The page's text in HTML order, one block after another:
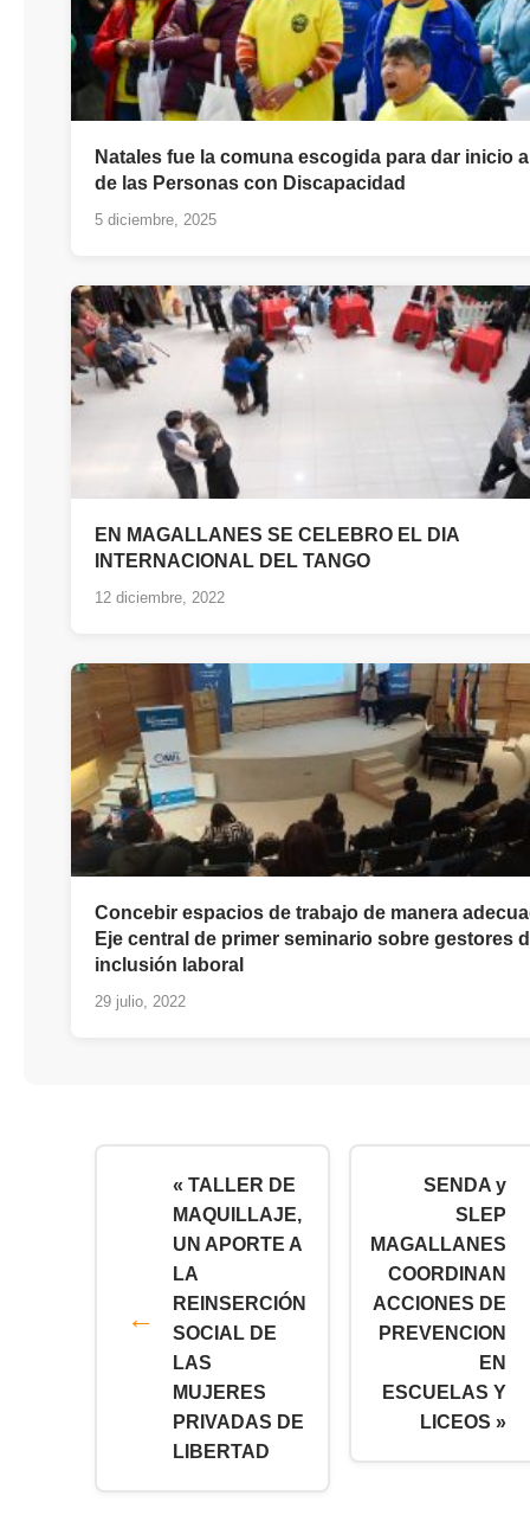
Natales fue la comuna escogida para dar inicio
de las Personas con Discapacidad
5 diciembre, 2025
EN MAGALLANES SE CELEBRO EL DIA
INTERNACIONAL DEL TANGO
12 diciembre, 2022
Concebir espacios de trabajo de manera
Eje central de primer seminario sobre gestores
inclusión laboral
29 julio, 2022
« TALLER DE
MAQUILLAJE,
UN APORTE A
LA
REINSERCIÓN
SOCIAL DE
LAS
MUJERES
PRIVADAS DE
LIBERTAD
SENDA y
SLEP
MAGALLANES
COORDINAN
ACCIONES DE
PREVENCION
EN
ESCUELAS Y
LICEOS »